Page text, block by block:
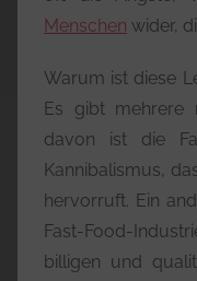
Menschen wider,
Warum ist diese
Es gibt mehrere
davon ist die
Kannibalismus,
hervorruft. Ein
Fast-Food-
billigen und